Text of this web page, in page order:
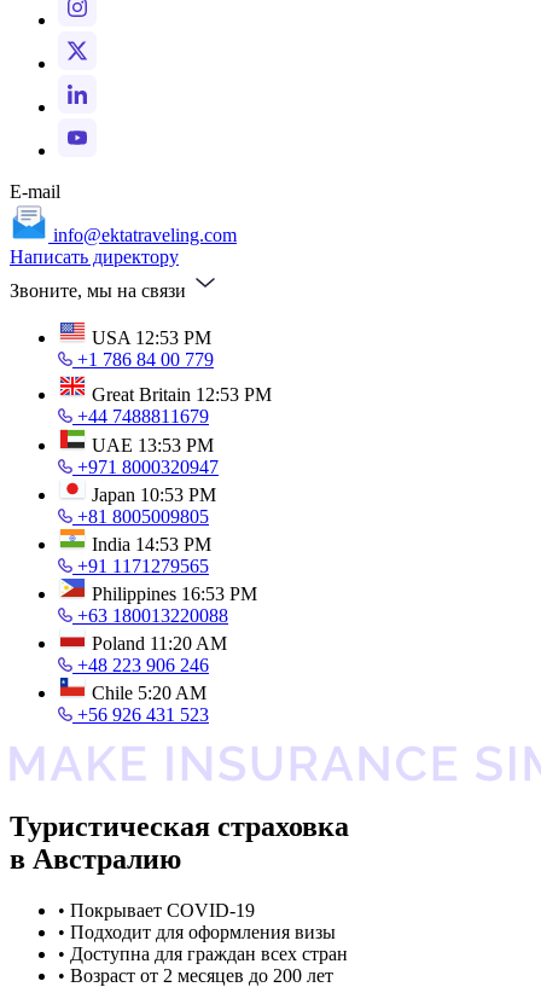
E-mail
info@ektatraveling.com
Написать директору
Звоните, мы на связи
USA 12:53 PM
+1 786 84 00 779
Great Britain 12:53 PM
+44 7488811679
UAE 13:53 PM
+971 8000320947
Japan 10:53 PM
+81 8005009805
India 14:53 PM
+91 1171279565
Philippines 16:53 PM
+63 180013220088
Poland 11:20 AM
+48 223 906 246
Chile 5:20 AM
+56 926 431 523
Туристическая страховка
в Австралию
• Покрывает COVID-19
• Подходит для оформления визы
• Доступна для граждан всех стран
• Возраст от 2 месяцев до 200 лет